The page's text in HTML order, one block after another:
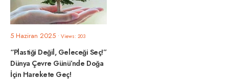
5 Haziran 2025 • Views: 203
“Plastiği Değil, Geleceği Seç!”
Dünya Çevre Günü’nde Doğa
İçin Harekete Geç!